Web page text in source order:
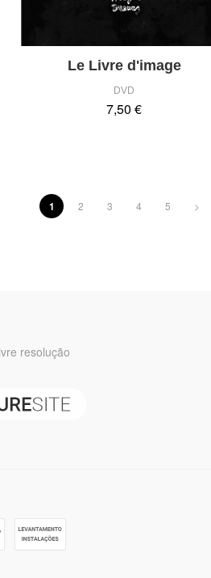
Le Livre d'image
DVD
7,50 €
1 2 3 4 5 >
resolução